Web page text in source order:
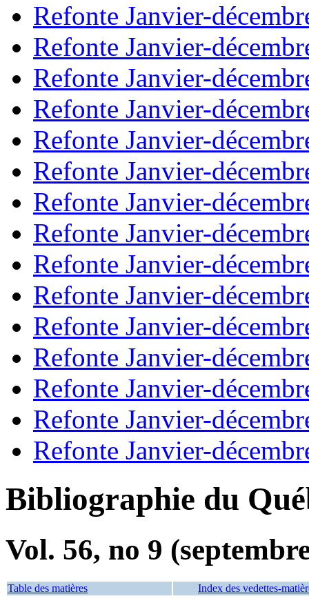
Refonte Janvier-
Refonte Janvier-
Refonte Janvier-
Refonte Janvier-
Refonte Janvier-
Refonte Janvier-
Refonte Janvier-
Refonte Janvier-
Refonte Janvier-
Refonte Janvier-
Refonte Janvier-
Refonte Janvier-
Refonte Janvier-
Refonte Janvier-
Refonte Janvier-
Bibliographie du
Vol. 56, no 9
Table des matières Index des vedettes-